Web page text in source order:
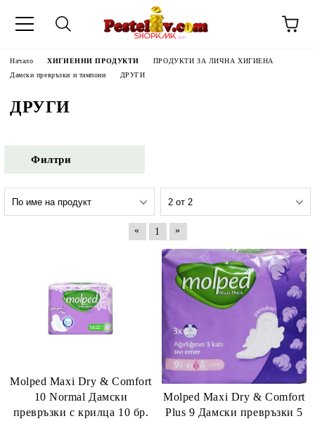
Начало ХИГИЕННИ ПРОДУКТИ
ПРОДУКТИ ЗА ЛИЧНА ХИГИЕНА
Дамски превръзки и тампони
ДРУГИ
ДРУГИ
Филтри
« 1 »
Molped Maxi Dry & Comfort
10 Normal Дамски
превръзки с крилца 10 бр.
Molped Maxi Dry & Comfort
Plus 9 Дамски превръзки 5